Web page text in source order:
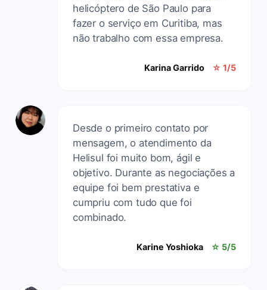
helicóptero de São Paulo para
fazer o serviço em Curitiba, mas
não trabalho com essa empresa.
Karina Garrido ☆ 1/5
Desde o primeiro contato por
mensagem, o atendimento da
Helisul foi muito bom, ágil e
objetivo. Durante as negociações a
equipe foi bem prestativa e
cumpriu com tudo que foi
combinado.
Karine Yoshioka ☆ 5/5